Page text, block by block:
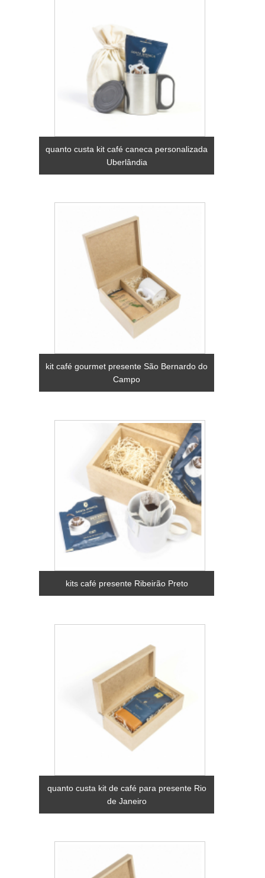
quanto custa kit café caneca personalizada
Uberlândia
kit café gourmet presente São Bernardo do
Campo
kits café presente Ribeirão Preto
quanto custa kit de café para presente Rio
de Janeiro